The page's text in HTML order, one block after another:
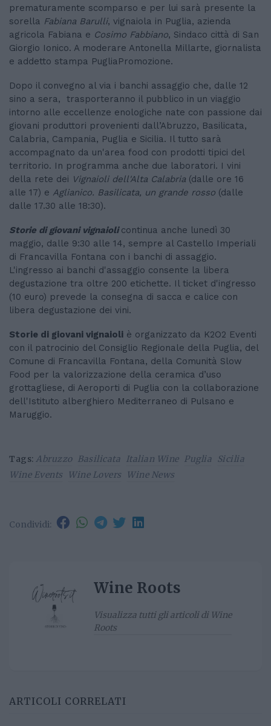
prematuramente scomparso e per lui sarà presente la
sorella Fabiana Barulli, vignaiola in Puglia, azienda
agricola Fabiana e Cosimo Fabbiano, Sindaco città di San
Giorgio Ionico. A moderare Antonella Millarte, giornalista
e addetto stampa PugliaPromozione.
Dopo il convegno al via i banchi assaggio che, dalle 12
sino a sera, trasporteranno il pubblico in un viaggio
intorno alle eccellenze enologiche nate con passione dai
giovani produttori provenienti dall’Abruzzo, Basilicata,
Calabria, Campania, Puglia e Sicilia. Il tutto sarà
accompagnato da un'area food con prodotti tipici del
territorio. In programma anche due laboratori. I vini
della rete dei Vignaioli dell'Alta Calabria (dalle ore 16
alle 17) e Aglianico. Basilicata, un grande rosso (dalle
dalle 17.30 alle 18:30).
Storie di giovani vignaiolicontinua anche lunedì 30
maggio, dalle 9:30 alle 14, sempre al Castello Imperiali
di Francavilla Fontana con i banchi di assaggio.
L'ingresso ai banchi d'assaggio consente la libera
degustazione tra oltre 200 etichette. Il ticket d'ingresso
(10 euro) prevede la consegna di sacca e calice con
libera degustazione dei vini.
Storie di giovani vignaioli è organizzato da K2O2 Eventi
con il patrocinio del Consiglio Regionale della Puglia, del
Comune di Francavilla Fontana, della Comunità Slow
Food per la valorizzazione della ceramica d’uso
grottagliese, di Aeroporti di Puglia con la collaborazione
dell'Istituto alberghiero Mediterraneo di Pulsano e
Maruggio.
Tags: Abruzzo Basilicata Italian Wine Puglia Sicilia
Wine Events
Wine Lovers Wine News
Condividi:
Wine Roots
Visualizza tutti gli articoli di Wine
Roots
ARTICOLI CORRELATI